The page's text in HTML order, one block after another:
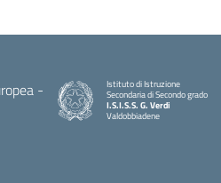
Istituto di Istruzione
Secondaria di Secondo grado
I.S.I.S.S. G. Verdi
Valdobbiadene